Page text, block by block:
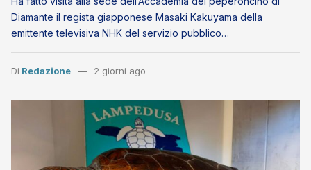
Diamante il regista giapponese Masaki Kakuyama della
emittente televisiva NHK del servizio pubblico…
Di Redazione 2 giorni ago